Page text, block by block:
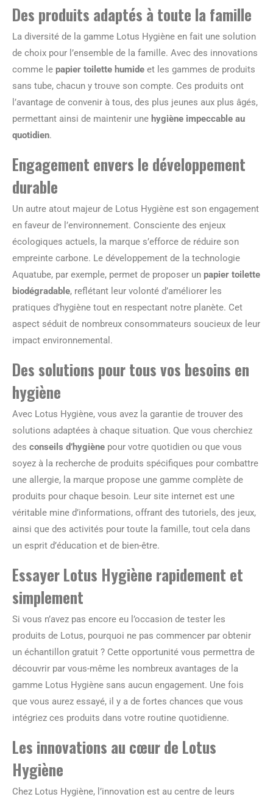
Des produits adaptés à toute la famille
La diversité de la gamme Lotus Hygiène en fait une solution
de choix pour l’ensemble de la famille. Avec des innovations
comme le papier toilette humide et les gammes de produits
sans tube, chacun y trouve son compte. Ces produits ont
l’avantage de convenir à tous, des plus jeunes aux plus âgés,
permettant ainsi de maintenir une hygiène impeccable au
quotidien.
Engagement envers le développement
durable
Un autre atout majeur de Lotus Hygiène est son engagement
en faveur de l’environnement. Consciente des enjeux
écologiques actuels, la marque s’efforce de réduire son
empreinte carbone. Le développement de la technologie
Aquatube, par exemple, permet de proposer un papier toilette
biodégradable, reflétant leur volonté d’améliorer les
pratiques d’hygiène tout en respectant notre planète. Cet
aspect séduit de nombreux consommateurs soucieux de leur
impact environnemental.
Des solutions pour tous vos besoins en
hygiène
Avec Lotus Hygiène, vous avez la garantie de trouver des
solutions adaptées à chaque situation. Que vous cherchiez
des conseils d’hygiène pour votre quotidien ou que vous
soyez à la recherche de produits spécifiques pour combattre
une allergie, la marque propose une gamme complète de
produits pour chaque besoin. Leur site internet est une
véritable mine d’informations, offrant des tutoriels, des jeux,
ainsi que des activités pour toute la famille, tout cela dans
un esprit d’éducation et de bien-être.
Essayer Lotus Hygiène rapidement et
simplement
Si vous n’avez pas encore eu l’occasion de tester les
produits de Lotus, pourquoi ne pas commencer par obtenir
un échantillon gratuit ? Cette opportunité vous permettra de
découvrir par vous-même les nombreux avantages de la
gamme Lotus Hygiène sans aucun engagement. Une fois
que vous aurez essayé, il y a de fortes chances que vous
intégriez ces produits dans votre routine quotidienne.
Les innovations au cœur de Lotus
Hygiène
Chez Lotus Hygiène, l’innovation est au centre de leurs